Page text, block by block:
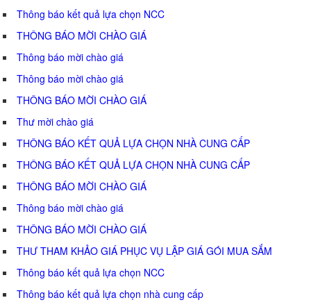
Thông báo kết quả lựa chọn NCC
THÔNG BÁO MỜI CHÀO GIÁ
Thông báo mời chào giá
Thông báo mời chào giá
THÔNG BÁO MỜI CHÀO GIÁ
Thư mời chào giá
THÔNG BÁO KẾT QUẢ LỰA CHỌN NHÀ CUNG CẤP
THÔNG BÁO KẾT QUẢ LỰA CHỌN NHÀ CUNG CẤP
THÔNG BÁO MỜI CHÀO GIÁ
Thông báo mời chào giá
THÔNG BÁO MỜI CHÀO GIÁ
THƯ THAM KHẢO GIÁ PHỤC VỤ LẬP GIÁ GÓI MUA SẮM
Thông báo kết quả lựa chọn NCC
Thông báo kết quả lựa chọn nhà cung cấp